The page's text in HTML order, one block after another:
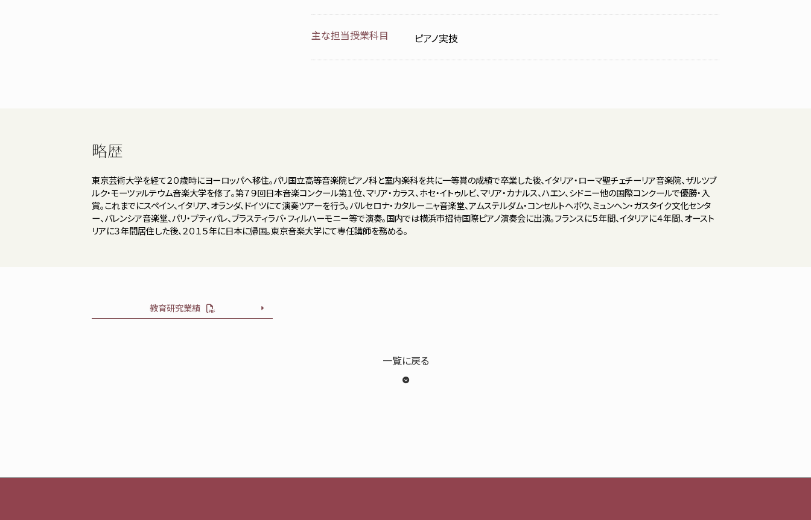
主な担当授業科目 ピアノ実技
略歴
東京芸術大学を経て２０歳時にヨーロッパへ移住。パリ国立高等音楽院ピアノ科と室内楽科を共に一等賞の成績で卒業した後、イタリア・ローマ聖チェチーリア音楽院、ザルツブ
ルク・モーツァルテウム音楽大学を修了。第７９回日本音楽コンクール第１位、マリア・カラス、ホセ・イトゥルビ、マリア・カナルス、ハエン、シドニー他の国際コンクールで優勝・入
賞。これまでにスペイン、イタリア、オランダ、ドイツにて演奏ツアーを行う。バルセロナ・カタルーニャ音楽堂、アムステルダム・コンセルトヘボウ、ミュンヘン・ガスタイク文化センタ
ー、バレンシア音楽堂、パリ・プティパレ、ブラスティラバ・フィルハーモニー等で演奏。国内では横浜市招待国際ピアノ演奏会に出演。フランスに５年間、イタリアに４年間、オースト
リアに３年間居住した後、２０１５年に日本に帰国。東京音楽大学にて専任講師を務める。
教育研究業績
一覧に戻る